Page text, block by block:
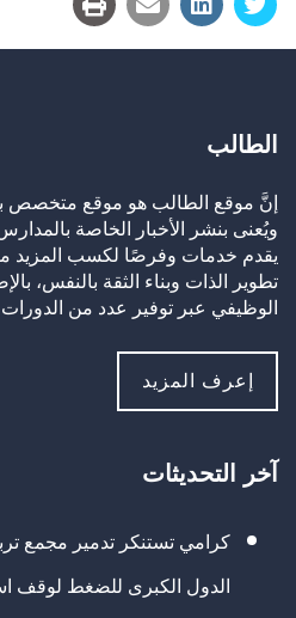
الطالب
إنَّ موقع الطالب هو موقع متخصص
ويُعنى بنشر الأخبار الخاصة
يقدم خدمات وفرصًا لكسب المزيد
تطوير الذات وبناء الثقة بالنفس،
الوظيفي عبر توفير عدد من
إعرف المزيد
آخر التحديثات
كرامي تستنكر تدمير مجمع
الدول الكبرى للضغط لوقف